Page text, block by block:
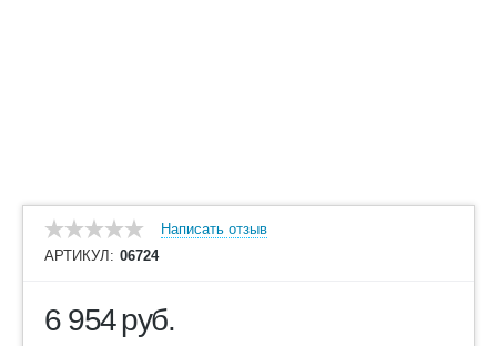
Написать отзыв
АРТИКУЛ: 06724
6 954руб.